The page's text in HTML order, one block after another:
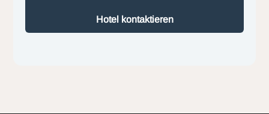
Hotel kontaktieren